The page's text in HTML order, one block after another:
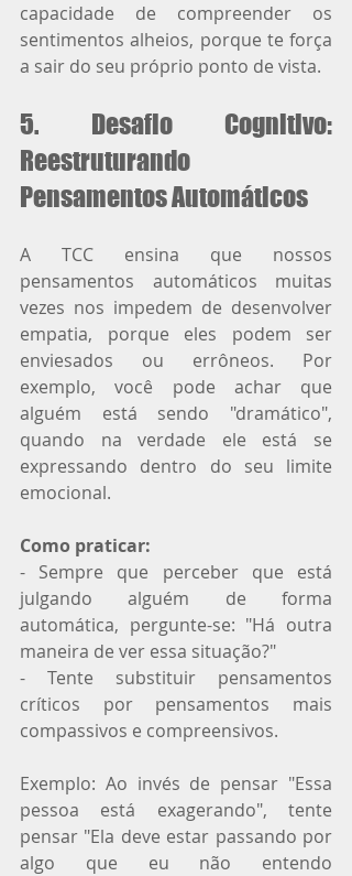
capacidade de compreender os
sentimentos alheios, porque te força
a sair do seu próprio ponto de vista.
5. Desafio Cognitivo:
Reestruturando
Pensamentos Automáticos
A TCC ensina que nossos
pensamentos automáticos muitas
vezes nos impedem de desenvolver
empatia, porque eles podem ser
enviesados ou errôneos. Por
exemplo, você pode achar que
alguém está sendo "dramático",
quando na verdade ele está se
expressando dentro do seu limite
emocional.
Como praticar:
- Sempre que perceber que está
julgando alguém de forma
automática, pergunte-se: "Há outra
maneira de ver essa situação?"
- Tente substituir pensamentos
críticos por pensamentos mais
compassivos e compreensivos.
Exemplo: Ao invés de pensar "Essa
pessoa está exagerando", tente
pensar "Ela deve estar passando por
algo que eu não entendo